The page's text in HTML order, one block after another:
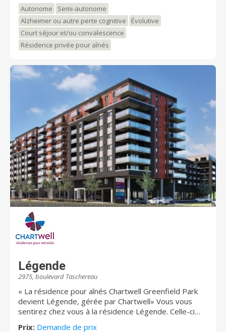
Autonome
Semi-autonome
Alzheimer ou autre perte cognitive
Évolutive
Court séjour et/ou convalescence
Résidence privée pour aînés
Légende
2975, boulevard Taschereau
« La résidence pour aînés Chartwell Greenfield Park
devient Légende, gérée par Chartwell» Vous vous
sentirez chez vous à la résidence Légende. Celle-ci
Prix: Demande de prix